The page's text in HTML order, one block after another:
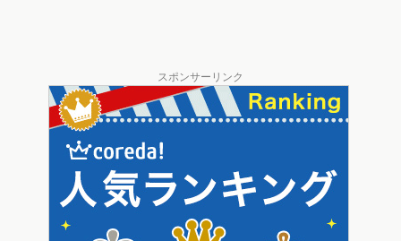
スポンサーリンク